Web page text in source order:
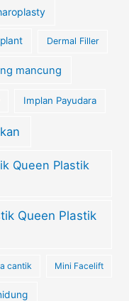
Dermal Filler
mancung
Implan Payudara
Queen Plastik
Queen Plastik
cantik Mini Facelift